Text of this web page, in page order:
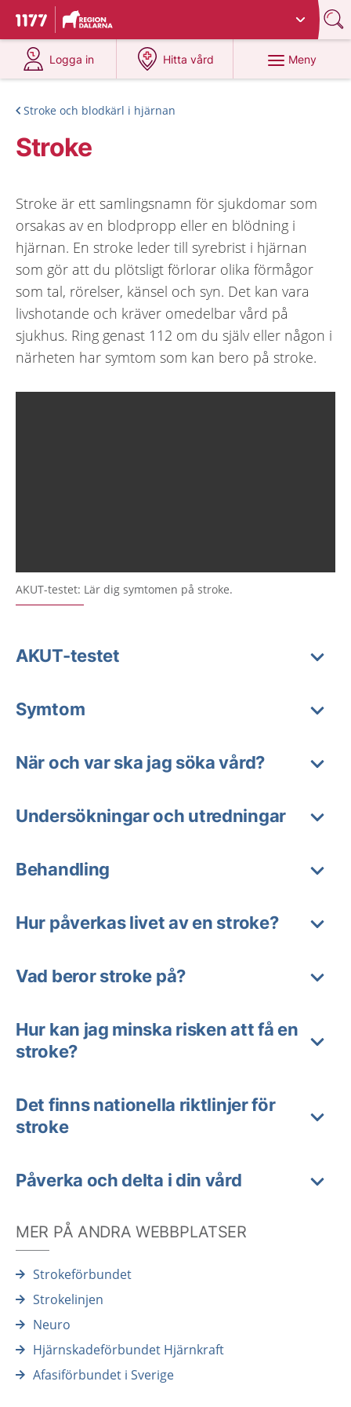
Till startsidan för 1177
Du har valt region
Logga in
på 1177.se
Hitta vård
på 1177.se
Meny
Stroke och blodkärl i hjärnan
Stroke
Stroke är ett samlingsnamn för sjukdomar som
orsakas av en blodpropp eller en blödning i
hjärnan. En stroke leder till syrebrist i hjärnan
som gör att du plötsligt förlorar olika förmågor
som tal, rörelser, känsel och syn. Det kan vara
livshotande och kräver omedelbar vård på
sjukhus. Ring genast 112 om du själv eller någon i
närheten har symtom som kan bero på stroke.
AKUT-testet: Lär dig symtomen på stroke.
AKUT-testet
Symtom
När och var ska jag söka vård?
Undersökningar och utredningar
Behandling
Hur påverkas livet av en stroke?
Vad beror stroke på?
Hur kan jag minska risken att få en
stroke?
Det finns nationella riktlinjer för
stroke
Påverka och delta i din vård
MER PÅ ANDRA WEBBPLATSER
Strokeförbundet
Strokelinjen
Neuro
Hjärnskadeförbundet Hjärnkraft
Afasiförbundet i Sverige